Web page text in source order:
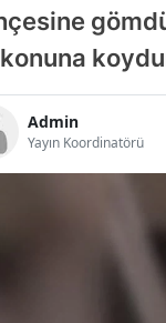
Admin
Yayın Koordinatörü